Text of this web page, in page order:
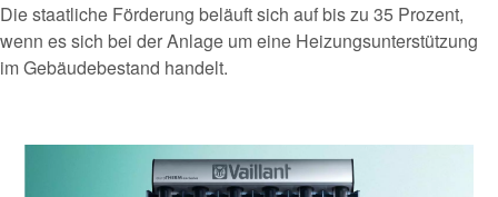
Die staatliche Förderung beläuft sich auf bis zu 35 Prozent,
wenn es sich bei der Anlage um eine Heizungsunterstützung
im Gebäudebestand handelt.